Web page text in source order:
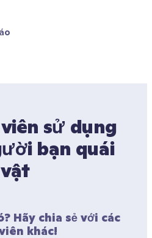
sử dụng
bạn quái
vật
Hãy chia sẻ với các
khác!